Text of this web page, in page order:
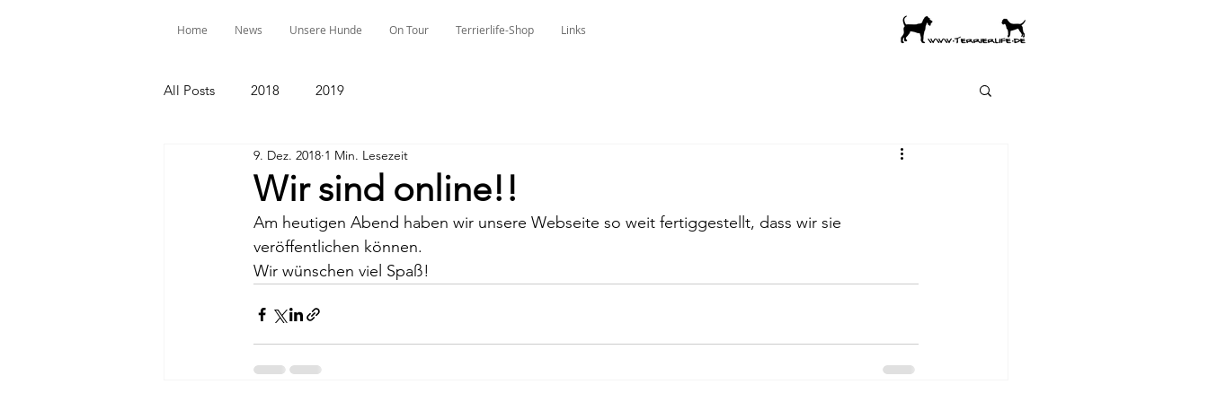
Home News Unsere Hunde On Tour Terrierlife-Shop Links
All Posts 2018 2019
Wir sind online!!
9. Dez. 2018 1 Min. Lesezeit
Am heutigen Abend haben wir unsere Webseite so weit fertiggestellt, dass wir sie
veröffentlichen können.
Wir wünschen viel Spaß!